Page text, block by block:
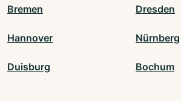
Bremen Dresden
Hannover Nürnberg
Duisburg Bochum